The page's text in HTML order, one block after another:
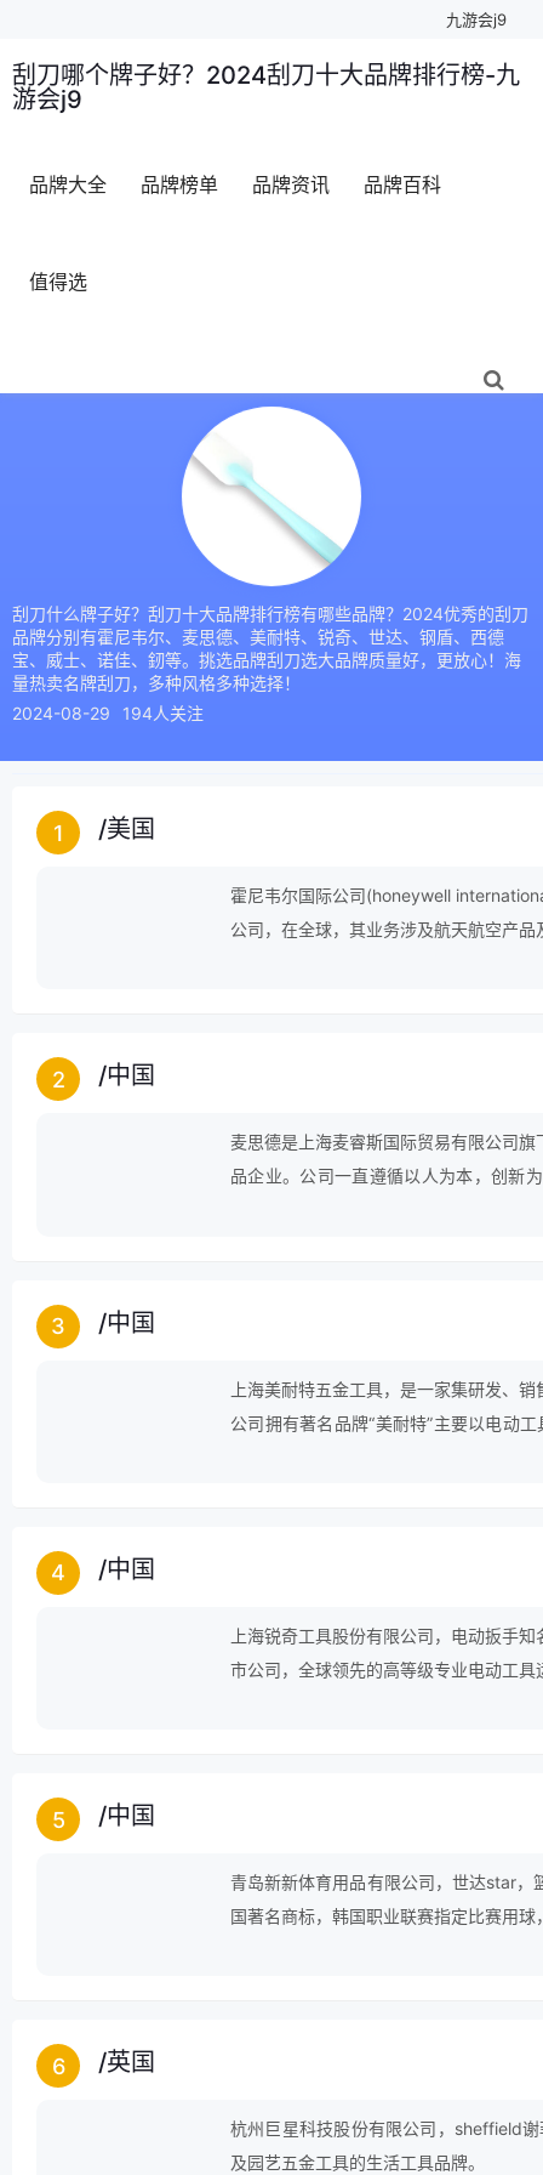
九游会j9
刮刀哪个牌子好？2024刮刀十大品牌排行榜-九
游会j9
品牌大全 品牌榜单 品牌资讯 品牌百科
值得选
刮刀什么牌子好？刮刀十大品牌排行榜有哪些品牌？2024优秀的刮刀
品牌分别有霍尼韦尔、麦思德、美耐特、锐奇、世达、钢盾、西德
宝、威士、诺佳、釰等。挑选品牌刮刀选大品牌质量好，更放心！海
量热卖名牌刮刀，多种风格多种选择！
2024-08-29
194人关注
1 /美国
霍尼韦尔国际公司(honeywell
公司，在全球，其业务涉及航天航空产
2 /中国
麦思德是上海麦睿斯国际贸易有限公司
品企业。公司一直遵循以人为本，创新
3 /中国
上海美耐特五金工具，是一家集研发、
公司拥有著名品牌“美耐特”主要以电动
4 /中国
上海锐奇工具股份有限公司，电动扳手
市公司，全球领先的高等级专业电动工
5 /中国
青岛新新体育用品有限公司，世达star，
国著名商标，韩国职业联赛指定比赛用
6 /英国
杭州巨星科技股份有限公司，sheffield
及园艺五金工具的生活工具品牌。